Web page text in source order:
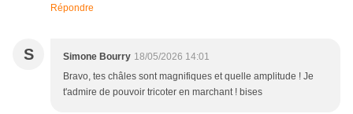
Répondre
S Simone Bourry 18/05/2026 14:01
Bravo, tes châles sont magnifiques et quelle amplitude ! Je
t'admire de pouvoir tricoter en marchant ! bises